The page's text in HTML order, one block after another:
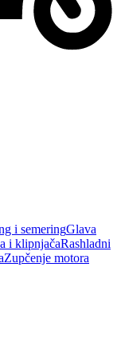
i semeringGlava
i klipnjačaRashladni
Zupčenje motora